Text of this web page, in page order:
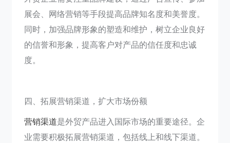
展会、网络营销等手段提高品牌知名度和美誉度。
同时，加强品牌形象的塑造和维护，树立企业良好
的信誉和形象，提高客户对产品的信任度和忠诚
度。
四、拓展营销渠道，扩大市场份额
营销渠道是外贸产品进入国际市场的重要途径。企
业需要积极拓展营销渠道，包括线上和线下渠道。